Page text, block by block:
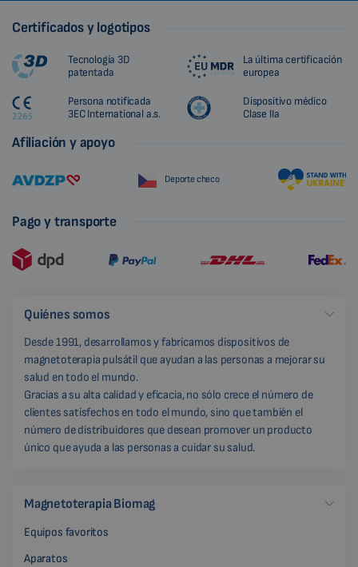
Certificados y logotipos
Tecnología 3D
patentada
La última certificación
europea
Persona notificada
3EC International a.s.
Dispositivo médico
Clase IIa
Afiliación y apoyo
Deporte checo
Pago y transporte
Quiénes somos
Desde 1991, desarrollamos y fabricamos dispositivos de
magnetoterapia pulsátil que ayudan a las personas a mejorar su
salud en todo el mundo.
Gracias a su alta calidad y eficacia, no sólo crece el número de
clientes satisfechos en todo el mundo, sino que también el
número de distribuidores que desean promover un producto
único que ayuda a las personas a cuidar su salud.
Magnetoterapia Biomag
Equipos favoritos
Aparatos